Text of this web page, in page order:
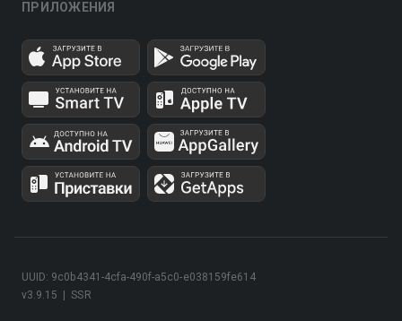
ПРИЛОЖЕНИЯ
v3.9.15 SSR
UUID: 9c0b4341-4cfa-490f-a5c0-e038159fe614